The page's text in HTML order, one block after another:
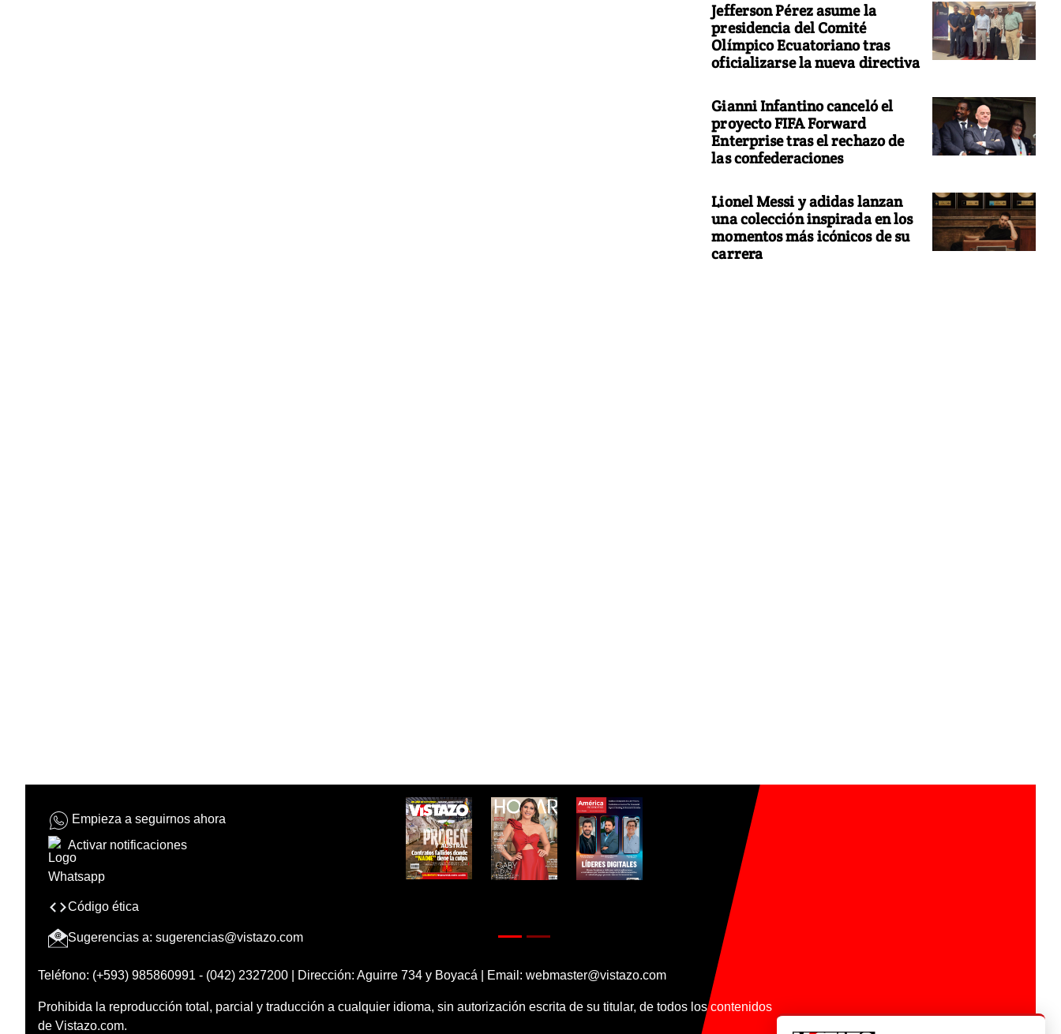
Jefferson Pérez asume la
presidencia del Comité
Olímpico Ecuatoriano tras
oficializarse la nueva directiva
Gianni Infantino canceló el
proyecto FIFA Forward
Enterprise tras el rechazo de
las confederaciones
Lionel Messi y adidas lanzan
una colección inspirada en los
momentos más icónicos de su
carrera
Empieza a seguirnos ahora
Activar notificaciones
Código ética
Sugerencias a: sugerencias@vistazo.com
Teléfono: (+593) 985860991 - (042) 2327200 | Dirección: Aguirre 734 y Boyacá | Email: webmaster@vistazo.com
Prohibida la reproducción total, parcial y traducción a cualquier idioma, sin autorización escrita de su titular, de todos los contenidos
de Vistazo.com.